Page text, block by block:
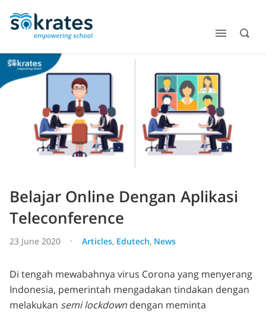
Belajar Online Dengan Aplikasi
Teleconference
23 June 2020 Articles, Edutech, News
Di tengah mewabahnya virus Corona yang menyerang
Indonesia, pemerintah mengadakan tindakan dengan
melakukan semi lockdown dengan meminta